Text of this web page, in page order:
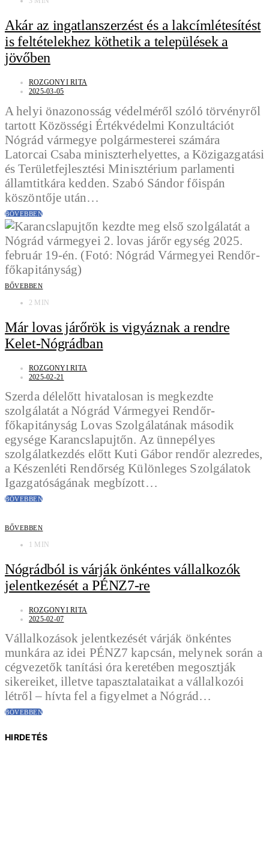
Akár az ingatlanszerzést és a lakcímlétesítést
is feltételekhez köthetik a települések a
jövőben
ROZGONYI RITA
2025-03-05
A helyi önazonosság védelméről szóló törvényről
tartott Közösségi Értékvédelmi Konzultációt
Nógrád vármegye polgármesterei számára
Latorcai Csaba miniszterhelyettes, a Közigazgatási
és Területfejlesztési Minisztérium parlamenti
államtitkára kedden. Szabó Sándor főispán
köszöntője után…
BŐVEBBEN
BŐVEBBEN
2 MIN
Már lovas járőrök is vigyáznak a rendre
Kelet-Nógrádban
ROZGONYI RITA
2025-02-21
Szerda délelőtt hivatalosan is megkezdte
szolgálatát a Nógrád Vármegyei Rendőr-
főkapitányság Lovas Szolgálatának második
egysége Karancslapujtőn. Az ünnepélyes
szolgálatkezdés előtt Kuti Gábor rendőr alezredes,
a Készenléti Rendőrség Különleges Szolgálatok
Igazgatóságának megbízott…
BŐVEBBEN
BŐVEBBEN
1 MIN
Nógrádból is várják önkéntes vállalkozók
jelentkezését a PÉNZ7-re
ROZGONYI RITA
2025-02-07
Vállalkozások jelentkezését várják önkéntes
munkára az idei PÉNZ7 kapcsán, melynek során a
cégvezetők tanítási óra keretében megosztják
sikereiket, illetve tapasztalataikat a vállalkozói
létről – hívta fel a figyelmet a Nógrád…
BŐVEBBEN
HIRDETÉS